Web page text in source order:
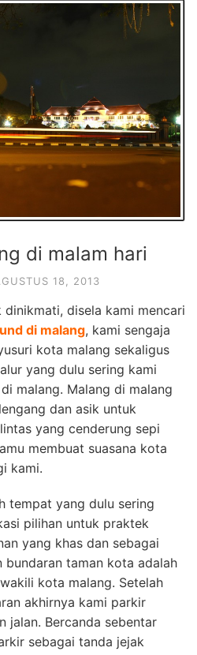
di malam hari
18, 2013
dinikmati, disela kami mencari
di malang, kami sengaja
kota malang sekaligus
yang dulu sering kami
malang. Malang di malang
dan asik untuk
yang cenderung sepi
membuat suasana kota
kami.
tempat yang dulu sering
pilihan untuk praktek
yang khas dan sebagai
bundaran taman kota adalah
kota malang. Setelah
akhirnya kami parkir
jalan. Bercanda sebentar
sebagai tanda jejak